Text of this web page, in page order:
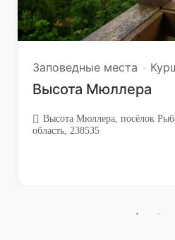
Заповедные места
Высота Мюллера
Высота Мюллера, посёлок
область, 238535